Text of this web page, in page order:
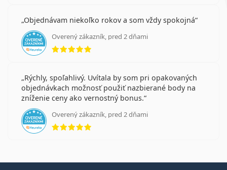
Objednávam niekoľko rokov a som vždy spokojná
Overený zákazník, pred 2 dňami
hodnotenie 5 z 5
Rýchly, spoľahlivý. Uvítala by som pri opakovaných
objednávkach možnosť použiť nazbierané body na
zníženie ceny ako vernostný bonus.
Overený zákazník, pred 2 dňami
hodnotenie 5 z 5